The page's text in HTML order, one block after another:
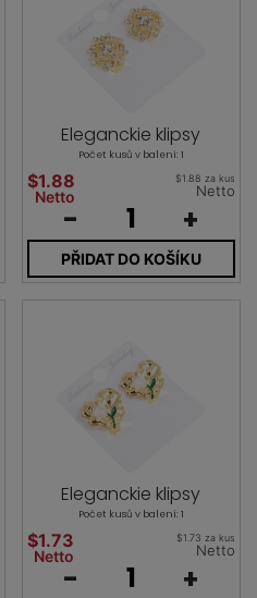
Eleganckie klipsy
Počet kusů v balení: 1
$1.88
Netto
$1.88 za kus
Netto
- +
PŘIDAT DO KOŠÍKU
Eleganckie klipsy
Počet kusů v balení: 1
$1.73
Netto
$1.73 za kus
Netto
- +